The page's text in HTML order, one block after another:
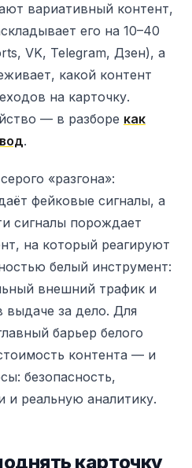
вариативный контент,
его на 10–40
VK, Telegram, Дзен), а
какой контент
на карточку.
— в разборе как
.
«разгона»:
фейковые сигналы, а
сигналы порождает
на который реагируют
белый инструмент:
внешний трафик и
выдаче за дело. Для
барьер белого
контента — и
безопасность,
и реальную аналитику.
карточку